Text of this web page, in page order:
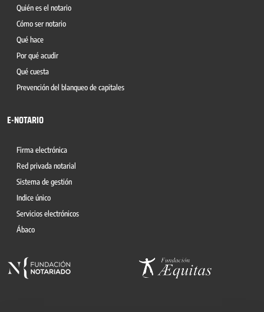
Quién es el notario
Cómo ser notario
Qué hace
Por qué acudir
Qué cuesta
Prevención del blanqueo de capitales
E-NOTARIO
Firma electrónica
Red privada notarial
Sistema de gestión
Indice único
Servicios electrónicos
Ábaco